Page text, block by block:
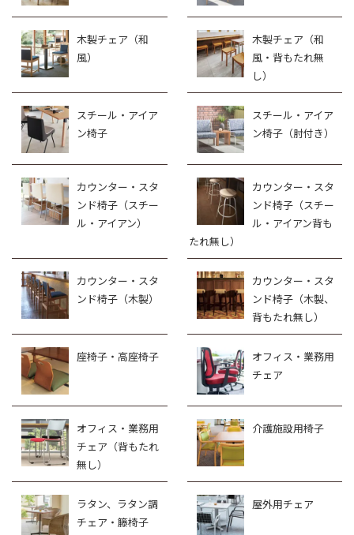
木製チェア（和
風）
木製チェア（和
風・背もたれ無
し）
スチール・アイア
ン椅子
スチール・アイア
ン椅子（肘付き）
カウンター・スタ
ンド椅子（スチー
ル・アイアン）
カウンター・スタ
ンド椅子（スチー
ル・アイアン背も
たれ無し）
カウンター・スタ
ンド椅子（木製）
カウンター・スタ
ンド椅子（木製、
背もたれ無し）
座椅子・高座椅子
オフィス・業務用
チェア
オフィス・業務用
チェア（背もたれ
無し）
介護施設用椅子
ラタン、ラタン調
チェア・籐椅子
屋外用チェア